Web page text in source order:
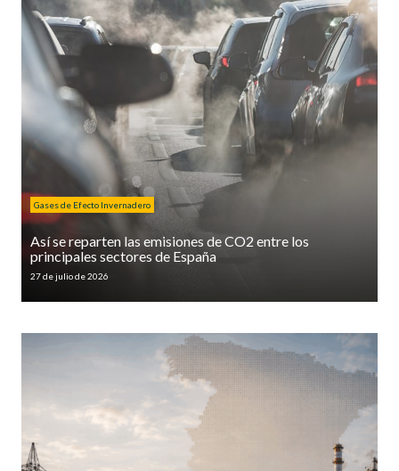
Gases de Efecto Invernadero
Así se reparten las emisiones de CO2 entre los
principales sectores de España
27 de julio de 2026